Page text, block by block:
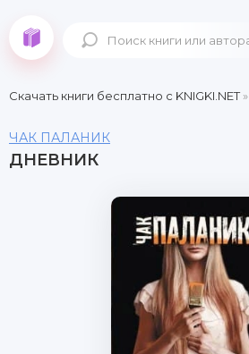
Скачать книги бесплатно c KNIGKI.NET»
ЧАК ПАЛАНИК
ДНЕВНИК